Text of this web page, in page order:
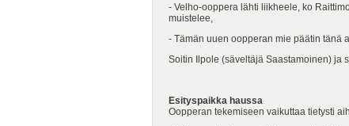
- Velho-ooppera lähti liikheele, ko
muistelee,
- Tämän uuen oopperan mie päätin tänä
Soitin Ilpole (säveltäjä Saastamoinen) ja
Esityspaikka haussa
Oopperan tekemiseen vaikuttaa tietysti